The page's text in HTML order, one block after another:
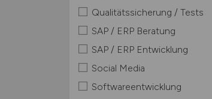
Qualitätssicherung / Tests
SAP / ERP Beratung
SAP / ERP Entwicklung
Social Media
Softwareentwicklung